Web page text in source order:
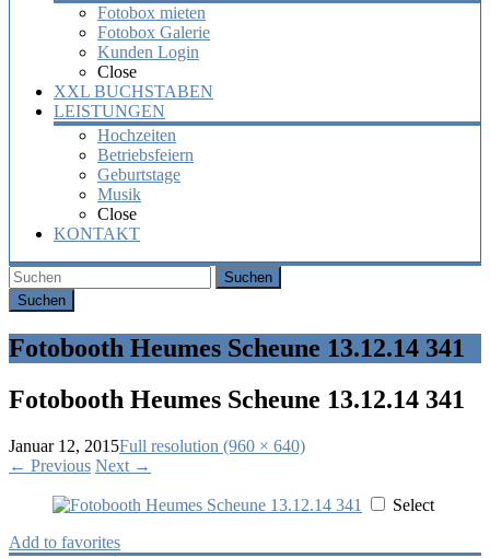
Fotobox mieten
Fotobox Galerie
Kunden Login
Close
XXL BUCHSTABEN
LEISTUNGEN
Hochzeiten
Betriebsfeiern
Geburtstage
Musik
Close
KONTAKT
Suchen
Fotobooth Heumes Scheune 13.12.14 341
Fotobooth Heumes Scheune 13.12.14 341
Januar 12, 2015Full resolution (960 × 640)
← Previous Next →
Select
Add to favorites